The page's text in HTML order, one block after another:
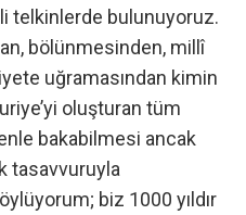
telkinlerde bulunuyoruz.
bölünmesinden, millî
uğramasından kimin
oluşturan tüm
bakabilmesi ancak
tasavvuruyla
biz 1000 yıldır